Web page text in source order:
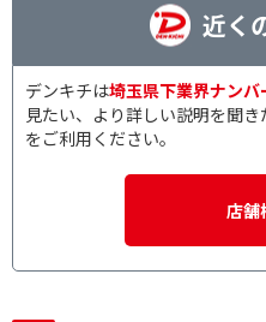
近く
デンキチは埼玉県下業界ナン
見たい、より詳しい説明を聞
をご利用ください。
店舗